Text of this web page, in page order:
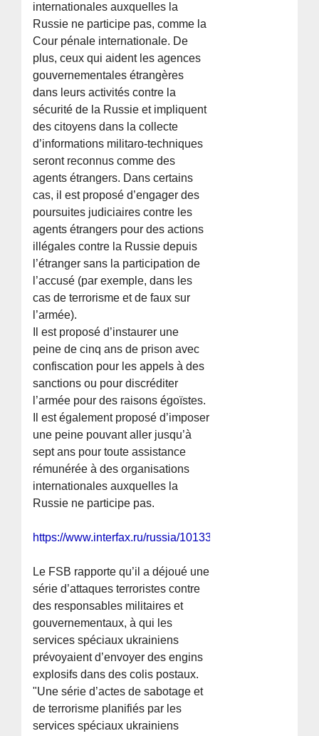
internationales auxquelles la
Russie ne participe pas, comme la
Cour pénale internationale. De
plus, ceux qui aident les agences
gouvernementales étrangères
dans leurs activités contre la
sécurité de la Russie et impliquent
des citoyens dans la collecte
d’informations militaro-techniques
seront reconnus comme des
agents étrangers. Dans certains
cas, il est proposé d’engager des
poursuites judiciaires contre les
agents étrangers pour des actions
illégales contre la Russie depuis
l’étranger sans la participation de
l’accusé (par exemple, dans les
cas de terrorisme et de faux sur
l’armée).
Il est proposé d’instaurer une
peine de cinq ans de prison avec
confiscation pour les appels à des
sanctions ou pour discréditer
l’armée pour des raisons égoïstes.
Il est également proposé d’imposer
une peine pouvant aller jusqu’à
sept ans pour toute assistance
rémunérée à des organisations
internationales auxquelles la
Russie ne participe pas.
https://www.interfax.ru/russia/1013379
Le FSB rapporte qu’il a déjoué une
série d’attaques terroristes contre
des responsables militaires et
gouvernementaux, à qui les
services spéciaux ukrainiens
prévoyaient d’envoyer des engins
explosifs dans des colis postaux.
"Une série d’actes de sabotage et
de terrorisme planifiés par les
services spéciaux ukrainiens